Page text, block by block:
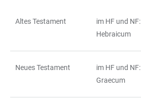
Altes Testament
im HF und NF:
Hebraicum
Neues Testament
im HF und NF:
Graecum